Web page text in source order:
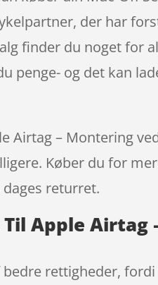
der har
finder du noget for
penge- og det kan
Airtag – Montering
Køber du for
returret.
Til Apple
rettigheder,